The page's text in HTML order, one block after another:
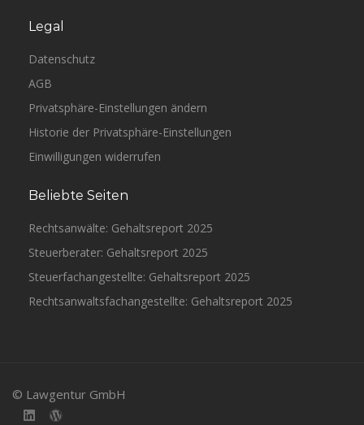
Legal
Datenschutz
AGB
Privatsphäre-Einstellungen ändern
Historie der Privatsphäre-Einstellungen
Einwilligungen widerrufen
Beliebte Seiten
Rechtsanwälte: Gehaltsreport 2025
Steuerberater: Gehaltsreport 2025
Steuerfachangestellte: Gehaltsreport 2025
Rechtsanwaltsfachangestellte: Gehaltsreport 2025
© Lawgentur GmbH